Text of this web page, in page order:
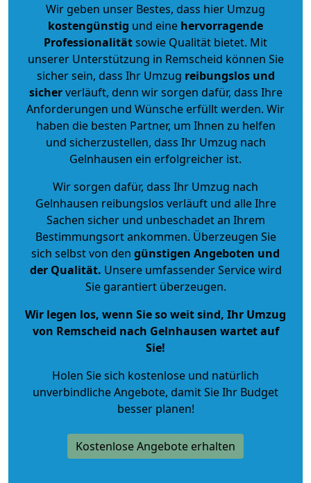
Wir geben unser Bestes, dass hier Umzug
kostengünstig und eine hervorragende
Professionalitätsowie Qualität bietet. Mit
unserer Unterstützung in Remscheid können Sie
sicher sein, dass Ihr Umzug reibungslos und
sicherverläuft, denn wir sorgen dafür, dass Ihre
Anforderungen und Wünsche erfüllt werden. Wir
haben die besten Partner, um Ihnen zu helfen
und sicherzustellen, dass Ihr Umzug nach
Gelnhausen ein erfolgreicher ist.
Wir sorgen dafür, dass Ihr Umzug nach
Gelnhausen reibungslos verläuft und alle Ihre
Sachen sicher und unbeschadet an Ihrem
Bestimmungsort ankommen. Überzeugen Sie
sich selbst von den günstigen Angeboten und
der Qualität. Unsere umfassender Service wird
Sie garantiert überzeugen.
Wir legen los, wenn Sie so weit sind, Ihr Umzug
von Remscheid nach Gelnhausen wartet auf
Sie!
Holen Sie sich kostenlose und natürlich
unverbindliche Angebote, damit Sie Ihr Budget
besser planen!
Kostenlose Angebote erhalten